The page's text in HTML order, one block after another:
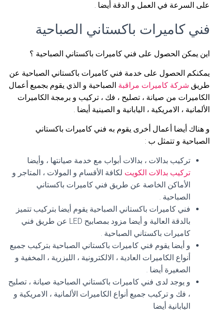
على السرعة في العمل و الدقة أيضا .
فني كاميرات باكستاني الصباحية
اين يمكن الحصول على فني كاميرات باكستاني الصباحية ؟
يمكنكم الحصول على خدمة فني كاميرات باكستاني الصباحية عن
طريق شركة كاميرات مراقبة الصباحية و الذي يقوم بجميع أعمال
الكاميرات من صيانة ، تصليح ، فك ، تركيب و برمجة الكاميرات
الألمانية ، الامريكية ، اليابانية و الصينية أيضا .
و هناك أيضا أعمال أخرى يقوم به فني كاميرات باكستاني
الصباحية و تتمثل ب :
تركيب بدالات ، بدالات أبواب مع خدمة صيانتها ، وأيضا
تركيب بدالات الكويت لكافة الأقسام و المولات ، المتاجر و
الأماكن الخاصة عن طريق فني كاميرات باكستاني
الصباحية .
فني كاميرات باكستاني الصباحية يقوم أيضا بتركيب تتميز
بالدقة العالية و أيضا مزود بمصابيح LED عن طريق فني
كاميرات باكستاني الصباحية .
و أيضا يقوم فني كاميرات باكستاني الصباحية بتركيب جميع
أنواع الكاميرات العادية ، الالكترونية ، الليزرية ، المخفية و
الصغيرة أيضا .
و يوجد لدى فني كاميرات باكستاني الصباحية صيانة ، تصليح
، فك و تركيب جميع أنواع الكاميرات الألمانية ، الامريكية و
اليابانية أيضا